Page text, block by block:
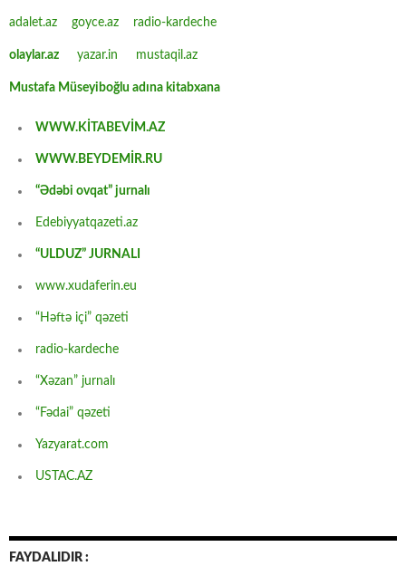
adalet.az goyce.az radio-kardeche
olaylar.az yazar.in mustaqil.az
Mustafa Müseyiboğlu adına kitabxana
WWW.KİTABEVİM.AZ
WWW.BEYDEMİR.RU
“Ədəbi ovqat” jurnalı
Edebiyyatqazeti.az
“ULDUZ” JURNALI
www.xudaferin.eu
“Həftə içi” qəzeti
radio-kardeche
“Xəzan” jurnalı
“Fədai” qəzeti
Yazyarat.com
USTAC.AZ
FAYDALIDIR :